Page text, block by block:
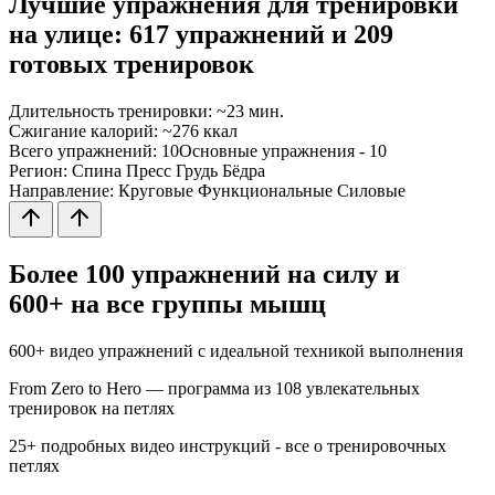
на улице: 617 упражнений и 209
готовых тренировок
Длительность тренировки: ~23 мин.
Сжигание калорий: ~276 ккал
Всего упражнений: 10Основные упражнения - 10
Регион: Спина Пресс Грудь Бёдра
Направление: Круговые Функциональные Силовые
Более 100 упражнений на силу и
600+ на все группы мышц
600+ видео упражнений с идеальной техникой выполнения
From Zero to Hero — программа из 108 увлекательных
тренировок на петлях
25+ подробных видео инструкций - все о тренировочных
петлях